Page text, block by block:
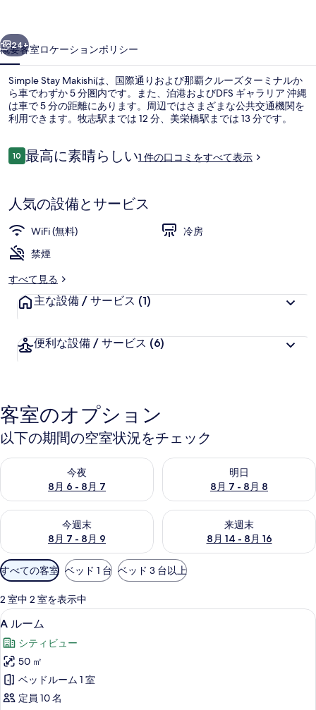
ャ
ラ
リ
ー
次へ
24+
概要客室ロケーションポリシー
Simple Stay Makishiは、国際通りおよび那覇クルーズターミナルか
ら車でわずか 5 分圏内です。また、泊港およびDFS ギャラリア 沖縄
は車で 5 分の距離にあります。周辺ではさまざまな公共交通機関を
利用できます。牧志駅までは 12 分、美栄橋駅までは 13 分です。
口
コ
1010段階中10
最高に素晴らしい1 件の口コミをすべて表示
人気の設備とサービス
WiFi (無料)
冷房
禁煙
すべて見る
主な設備 / サービス (1)
便利な設備 / サービス (6)
客室のオプション
以下の期間の空室状況をチェック
今夜
8月 6 - 8月 7
今夜 8月 6 - 8月 7 の空室状況をチェック
明日
8月 7 - 8月 8
明日 8月 7 - 8月 8 の空室状況
今週末
8月 7 - 8月 9
今週末 8月 7 - 8月 9 の空室状況をチェック
来週末
8月 14 - 8月 16
来週末 8月 14 - 8月 16 の空室
利
用
可
能
な
客
室
の
絞
り
すべての客室 ベッド 1 台 ベッド 3 台以上
2 室中 2 室を表示中
A
ル
ー
ム
の
す
A ルーム | 低反発ベッド、デスク、
12
A ルーム
シティビュー
50 ㎡
ベッドルーム 1 室
定員 10 名